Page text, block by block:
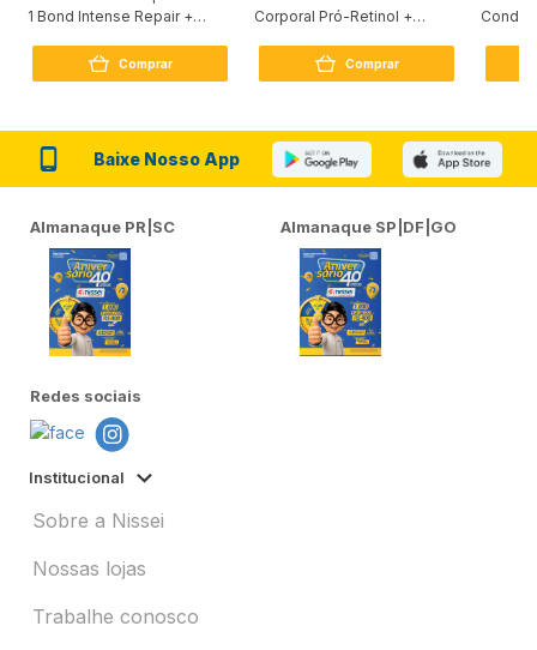
1 Bond Intense Repair +
Comprar
Corporal Pró-Retinol +
Comprar
Baixe Nosso App
Almanaque PR|SC Almanaque SP|DF|GO
Redes sociais
Institucional
Sobre a Nissei
Nossas lojas
Trabalhe conosco